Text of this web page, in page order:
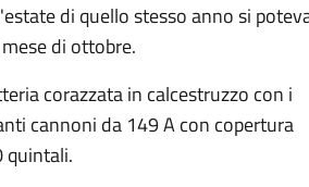
di quello stesso anno si
di ottobre.
corazzata in calcestruzzo con i
cannoni da 149 A con copertura
quintali.